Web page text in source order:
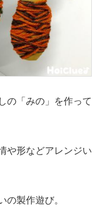
の「みの」を作って
や形などアレンジい
の製作遊び。